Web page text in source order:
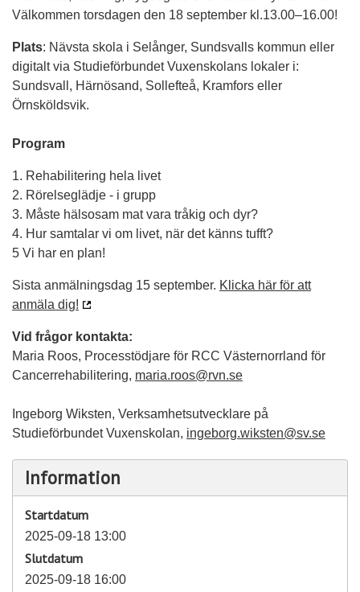
Välkommen torsdagen den 18 september kl.13.00–16.00!
Plats: Nävsta skola i Selånger, Sundsvalls kommun eller
digitalt via Studieförbundet Vuxenskolans lokaler i:
Sundsvall, Härnösand, Sollefteå, Kramfors eller
Örnsköldsvik.
Program
1. Rehabilitering hela livet
2. Rörelseglädje - i grupp
3. Måste hälsosam mat vara tråkig och dyr?
4. Hur samtalar vi om livet, när det känns tufft?
5 Vi har en plan!
Sista anmälningsdag 15 september. Klicka här för att
anmäla dig!
Vid frågor kontakta:
Maria Roos, Processtödjare för RCC Västernorrland för
Cancerrehabilitering, maria.roos@rvn.se
Ingeborg Wiksten, Verksamhetsutvecklare på
Studieförbundet Vuxenskolan, ingeborg.wiksten@sv.se
Information
Startdatum
2025-09-18 13:00
Slutdatum
2025-09-18 16:00